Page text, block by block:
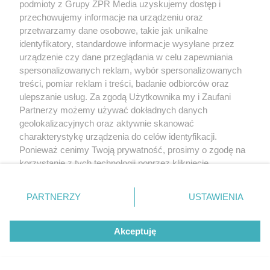
Odcinki płatne:
od niemieckiej granicy do Konina (obowiązują
tradycyjne bramki oraz manualny pobór opłat)
od Świecka do Punktu Poboru Opłat
Nagradowice (kierowca na wjeździe na płatny
odcinek pobiera bilet, a przy zjeździe płaci
gotówką lub kartą)
Poznań Wschód - Konin (opłata stała niezależnie
Autostrada Wielkopolska SA i Autostrada
Konin-Stryków (obowiązują dwa rodzaje poboru
opłat - manualny pobór biletu lub elektroniczny
podmioty z Grupy ZPR Media uzyskujemy dostęp i
przechowujemy informacje na urządzeniu oraz
przetwarzamy dane osobowe, takie jak unikalne
identyfikatory, standardowe informacje wysyłane przez
urządzenie czy dane przeglądania w celu zapewniania
spersonalizowanych reklam, wybór spersonalizowanych
treści, pomiar reklam i treści, badanie odbiorców oraz
ulepszanie usług. Za zgodą Użytkownika my i Zaufani
Partnerzy możemy używać dokładnych danych
geolokalizacyjnych oraz aktywnie skanować
charakterystykę urządzenia do celów identyfikacji.
Ponieważ cenimy Twoją prywatność, prosimy o zgodę na
korzystanie z tych technologii poprzez kliknięcie
zmienić/wycofać klikając przycisk ustawień prywatności
znajdujący się w lewym dolnym rogu strony
rodzaje przetwarzania danych nie wymagają zgody
użytkownika, ale masz prawo sprzeciwić się takiemu
przetwarzaniu. Preferencje będą miały zastosowanie tylko
PARTNERZY USTAWIENIA
Akceptuję